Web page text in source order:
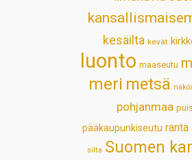
kesäilta kevät
luonto maaseutu
meri metsä
pohjanmaa
pääkaupunkiseutu ranta
silta Suomen